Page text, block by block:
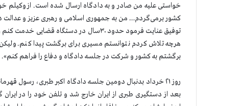
خواستی علیه من صادر و به دادگاه ارسال شده است. از وکیلم
کشور برمی‌گردم… من به جمهوری اسلامی و رهبری عزیز و عدالت
توفیق عنایت فرمود حدود ۳۰سال در
هرچه تلاش کردم نتوانستم مسیری برای برگشت پیدا کنم.
برگشتم به کشور و شرکت در جلسه دادگاه و دفاع را فراهم کنم».
روز ۲۱ خرداد بدنبال دومین جلسه دادگاه اکبر طبری، رسول
بعد از دستگیری طبری از ایران خارج شد و تلفن خود را در